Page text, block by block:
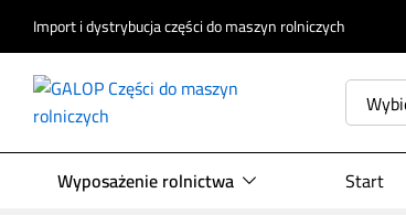
Import i dystrybucja części do maszyn rolniczych
Wyposażenie rolnictwa Start
Tarczka mechanizmu